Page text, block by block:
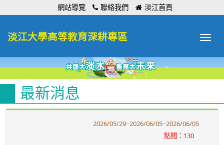
網站導覽 聯絡我們 淡江首頁
Toggle
淡江大學高等教育深耕專區
最新消息
2026/05/29~2026/06/05~2026/06/05
點閱：130